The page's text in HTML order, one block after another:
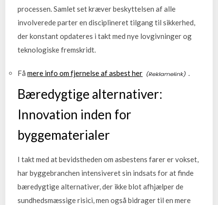
processen. Samlet set kræver beskyttelsen af alle
involverede parter en disciplineret tilgang til sikkerhed,
der konstant opdateres i takt med nye lovgivninger og
teknologiske fremskridt.
Fåmere info om fjernelse af asbest her .
Bæredygtige alternativer:
Innovation inden for
byggematerialer
I takt med at bevidstheden om asbestens farer er vokset,
har byggebranchen intensiveret sin indsats for at finde
bæredygtige alternativer, der ikke blot afhjælper de
sundhedsmæssige risici, men også bidrager til en mere